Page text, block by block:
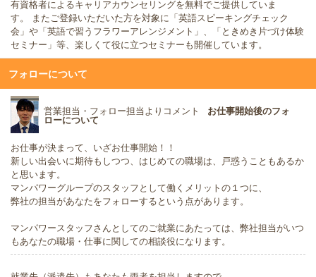
有資格者によるキャリアカウンセリングを無料でご提供していま
す。 またご登録いただいた方を対象に「英語スピーキングチェック
会」や「英語で習うフラワーアレンジメント」、「ときめき片づけ体験
セミナー」等、楽しくて役に立つセミナーも開催しています。
フォローについて
営業担当・フォロー担当よりコメント お仕事開始後のフォ
ローについて
お仕事が決まって、いざお仕事開始！！
新しい出会いに期待もしつつ、はじめての職場は、戸惑うこともあるか
と思います。
マンパワーグループのスタッフとして働くメリットの１つに、
弊社の担当があなたをフォローするという点があります。
マンパワースタッフさんとしてのご就業にあたっては、弊社担当がいつ
もあなたの職場・仕事に関しての相談役になります。